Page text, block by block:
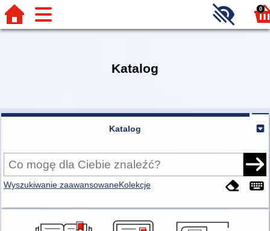
0
Katalog
Katalog
Wyszukiwanie zaawansowaneKolekcje